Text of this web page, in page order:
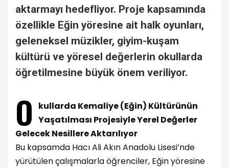
aktarmayı hedefliyor. Proje kapsamında
özellikle Eğin yöresine ait halk oyunları,
geleneksel müzikler, giyim-kuşam
kültürü ve yöresel değerlerin okullarda
öğretilmesine büyük önem veriliyor.
O
kullarda Kemaliye (Eğin) Kültürünün
Yaşatılması Projesiyle Yerel Değerler
Gelecek Nesillere Aktarılıyor
Bu kapsamda Hacı Ali Akın Anadolu Lisesi’nde
yürütülen çalışmalarla öğrenciler, Eğin yöresine